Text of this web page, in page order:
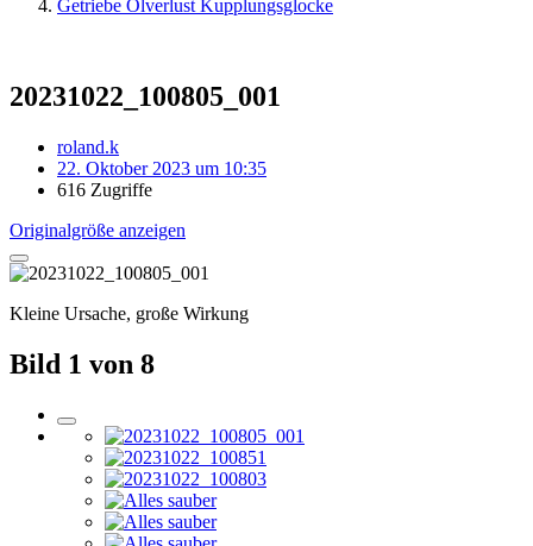
Getriebe Ölverlust Kupplungsglocke
20231022_100805_001
roland.k
22. Oktober 2023 um 10:35
616 Zugriffe
Originalgröße anzeigen
Kleine Ursache, große Wirkung
Bild 1 von 8